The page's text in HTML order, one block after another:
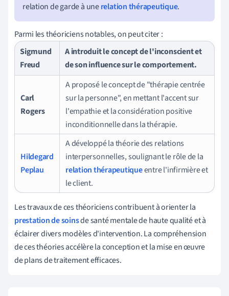
relation de garde à unerelation thérapeutique.
Parmi les théoriciens notables, on peut citer :
Sigmund
Freud
A introduit le concept de l'inconscient et
de son influence sur le comportement.
Carl
Rogers
A proposé le concept de "thérapie centrée
sur la personne", en mettant l'accent sur
l'empathie et la considération positive
inconditionnelle dans la thérapie.
Hildegard
Peplau
A développé la théorie des relations
interpersonnelles, soulignant le rôle de la
relation thérapeutiqueentre l'infirmière et
le client.
Les travaux de ces théoriciens contribuent à orienter la
prestation de soinsde santé mentale de haute qualité et à
éclairer divers modèles d'intervention. La compréhension
de ces théories accélère la conception et la mise en œuvre
de plans de traitement efficaces.